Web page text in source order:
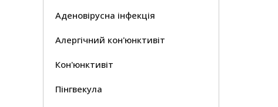
Аденовірусна інфекція
Алергічний кон'юнктивіт
Кон'юнктивіт
Пінгвекула